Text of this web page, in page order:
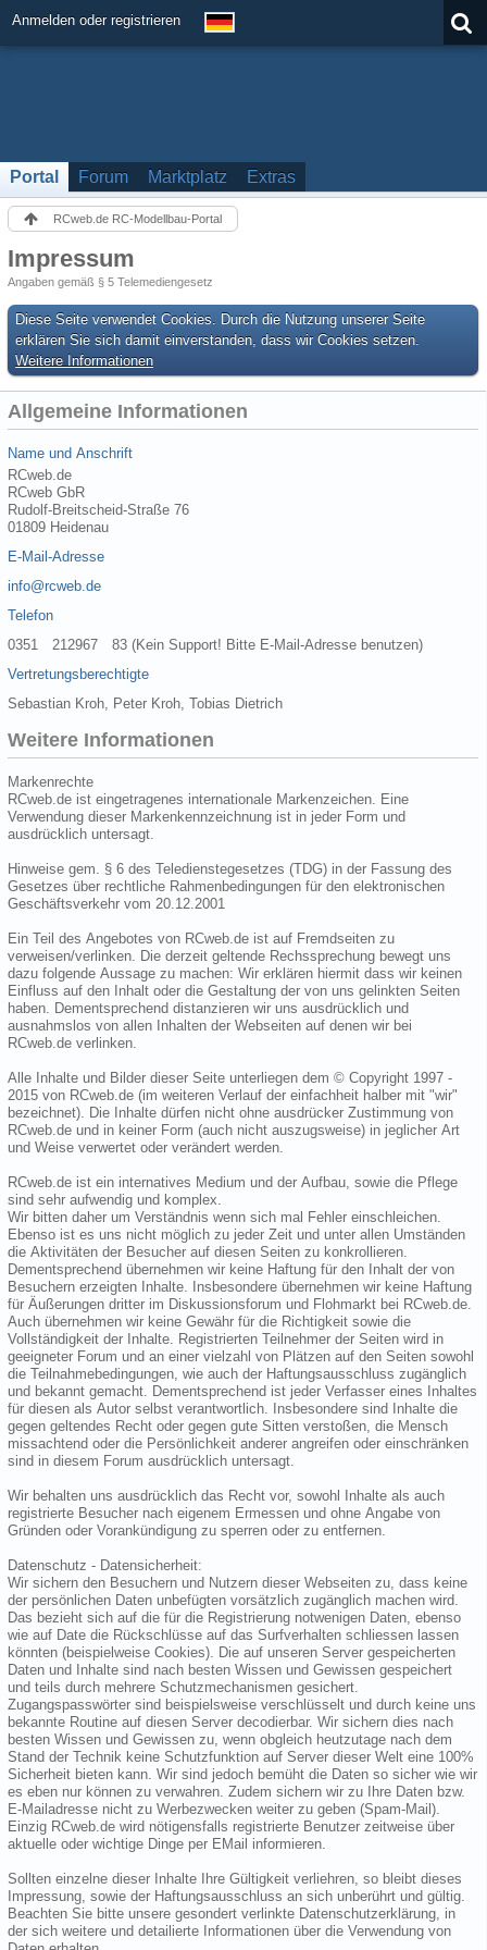
Anmelden oder registrieren
Portal Forum Marktplatz Extras
RCweb.de RC-Modellbau-Portal
Impressum
Angaben gemäß § 5 Telemediengesetz
Diese Seite verwendet Cookies. Durch die Nutzung unserer Seite
erklären Sie sich damit einverstanden, dass wir Cookies setzen.
Weitere Informationen
Allgemeine Informationen
Name und Anschrift
RCweb.de
RCweb GbR
Rudolf-Breitscheid-Straße 76
01809 Heidenau
E-Mail-Adresse
info@rcweb.de
Telefon
0351 212967 83 (Kein Support! Bitte E-Mail-Adresse benutzen)
Vertretungsberechtigte
Sebastian Kroh, Peter Kroh, Tobias Dietrich
Weitere Informationen
Markenrechte
RCweb.de ist eingetragenes internationale Markenzeichen. Eine
Verwendung dieser Markenkennzeichnung ist in jeder Form und
ausdrücklich untersagt.
Hinweise gem. § 6 des Teledienstegesetzes (TDG) in der Fassung des
Gesetzes über rechtliche Rahmenbedingungen für den elektronischen
Geschäftsverkehr vom 20.12.2001
Ein Teil des Angebotes von RCweb.de ist auf Fremdseiten zu
verweisen/verlinken. Die derzeit geltende Rechssprechung bewegt uns
dazu folgende Aussage zu machen: Wir erklären hiermit dass wir keinen
Einfluss auf den Inhalt oder die Gestaltung der von uns gelinkten Seiten
haben. Dementsprechend distanzieren wir uns ausdrücklich und
ausnahmslos von allen Inhalten der Webseiten auf denen wir bei
RCweb.de verlinken.
Alle Inhalte und Bilder dieser Seite unterliegen dem © Copyright 1997 -
2015 von RCweb.de (im weiteren Verlauf der einfachheit halber mit "wir"
bezeichnet). Die Inhalte dürfen nicht ohne ausdrücker Zustimmung von
RCweb.de und in keiner Form (auch nicht auszugsweise) in jeglicher Art
und Weise verwertet oder verändert werden.
RCweb.de ist ein internatives Medium und der Aufbau, sowie die Pflege
sind sehr aufwendig und komplex.
Wir bitten daher um Verständnis wenn sich mal Fehler einschleichen.
Ebenso ist es uns nicht möglich zu jeder Zeit und unter allen Umständen
die Aktivitäten der Besucher auf diesen Seiten zu konkrollieren.
Dementsprechend übernehmen wir keine Haftung für den Inhalt der von
Besuchern erzeigten Inhalte. Insbesondere übernehmen wir keine Haftung
für Äußerungen dritter im Diskussionsforum und Flohmarkt bei RCweb.de.
Auch übernehmen wir keine Gewähr für die Richtigkeit sowie die
Vollständigkeit der Inhalte. Registrierten Teilnehmer der Seiten wird in
geeigneter Forum und an einer vielzahl von Plätzen auf den Seiten sowohl
die Teilnahmebedingungen, wie auch der Haftungsausschluss zugänglich
und bekannt gemacht. Dementsprechend ist jeder Verfasser eines Inhaltes
für diesen als Autor selbst verantwortlich. Insbesondere sind Inhalte die
gegen geltendes Recht oder gegen gute Sitten verstoßen, die Mensch
missachtend oder die Persönlichkeit anderer angreifen oder einschränken
sind in diesem Forum ausdrücklich untersagt.
Wir behalten uns ausdrücklich das Recht vor, sowohl Inhalte als auch
registrierte Besucher nach eigenem Ermessen und ohne Angabe von
Gründen oder Vorankündigung zu sperren oder zu entfernen.
Datenschutz - Datensicherheit:
Wir sichern den Besuchern und Nutzern dieser Webseiten zu, dass keine
der persönlichen Daten unbefügten vorsätzlich zugänglich machen wird.
Das bezieht sich auf die für die Registrierung notwenigen Daten, ebenso
wie auf Date die Rückschlüsse auf das Surfverhalten schliessen lassen
könnten (beispielweise Cookies). Die auf unseren Server gespeicherten
Daten und Inhalte sind nach besten Wissen und Gewissen gespeichert
und teils durch mehrere Schutzmechanismen gesichert.
Zugangspasswörter sind beispielsweise verschlüsselt und durch keine uns
bekannte Routine auf diesen Server decodierbar. Wir sichern dies nach
besten Wissen und Gewissen zu, wenn obgleich heutzutage nach dem
Stand der Technik keine Schutzfunktion auf Server dieser Welt eine 100%
Sicherheit bieten kann. Wir sind jedoch bemüht die Daten so sicher wie wir
es eben nur können zu verwahren. Zudem sichern wir zu Ihre Daten bzw.
E-Mailadresse nicht zu Werbezwecken weiter zu geben (Spam-Mail).
Einzig RCweb.de wird nötigensfalls registrierte Benutzer zeitweise über
aktuelle oder wichtige Dinge per EMail informieren.
Sollten einzelne dieser Inhalte Ihre Gültigkeit verliehren, so bleibt dieses
Impressung, sowie der Haftungsausschluss an sich unberührt und gültig.
Beachten Sie bitte unsere gesondert verlinkte Datenschutzerklärung, in
der sich weitere und detailierte Informationen über die Verwendung von